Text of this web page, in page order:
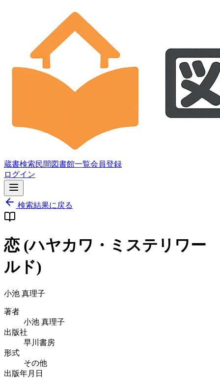
蔵書検索民間図書館一覧会員登録
ログイン
検索結果に戻る
恋 (ハヤカワ・ミステリワー
ルド)
小池 真理子
著者
小池 真理子
出版社
早川書房
形式
その他
出版年月日